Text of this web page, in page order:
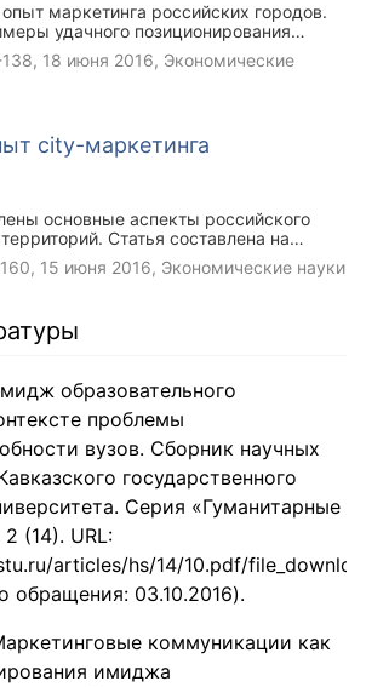
маркетинга российских городов.
удачного позиционирования
о важности маркетинга для
муниципальными
18 июня 2016, Экономические
city-маркетинга
основные аспекты российского
Статья составлена на
опыта конкретных российских
15 июня 2016, Экономические науки
образовательного
проблемы
вузов. Сборник научных
государственного
Серия «Гуманитарные
(14). URL:
articles/hs/14/10.pdf/
обращения: 03.10.2016).
коммуникации как
имиджа